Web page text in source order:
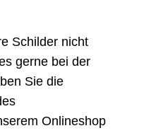
Schilder nicht
gerne bei der
Sie die
Onlineshop